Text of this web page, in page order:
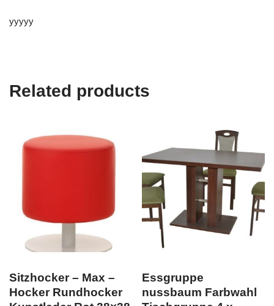
yyyyy
Related products
Sitzhocker – Max –
Hocker Rundhocker
Essgruppe
nussbaum Farbwahl